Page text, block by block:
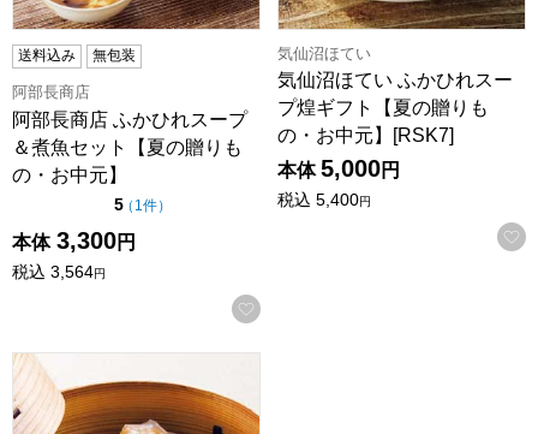
送料込み 無包装
阿部長商店
阿部長商店 ふかひれスープ
＆煮魚セット【夏の贈りも
の・お中元】
5点（5点満点中）
（ 1件の評価
）
本体 3,300円
税込 3,564円
お気に入りに登録する
気仙沼ほてい
気仙沼ほてい ふかひれスー
プ煌ギフト【夏の贈りも
の・お中元】[RSK7]
本体 5,000円
税込 5,400円
崎陽軒 真空パックシウマイ【夏の贈りもの・お中元】